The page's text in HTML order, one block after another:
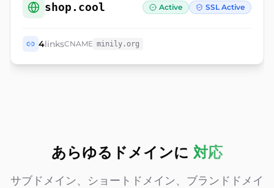
shop.cool Active SSL Active
4linksCNAME minily.org
あらゆるドメインに 対応
サブドメイン、ショートドメイン、ブランドドメイ